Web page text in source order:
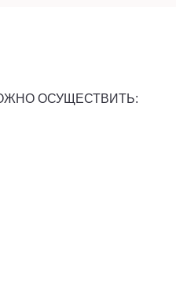
ОСУЩЕСТВИТЬ: